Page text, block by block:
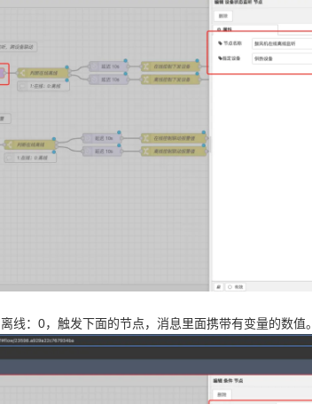
线：0，触发下面的节点，消息里面携带有变量的数值。